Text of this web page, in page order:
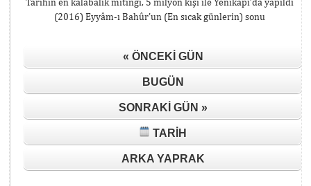
(2016) Eyyâm-ı Bahûr’un (En sıcak günlerin) sonu
« ÖNCEKI GÜN
BUGÜN
SONRAKI GÜN »
TARIH
ARKA YAPRAK